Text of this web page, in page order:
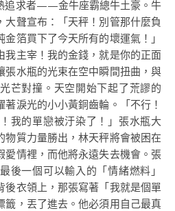
追求者——金牛座霸總牛土豪。牛
大聲宣布：「天秤！別管那什麼負
箔買下了今天所有的壞運氣！」
我主宰！我的金錢，就是你的正面
張水瓶的光束在空中瞬間扭曲，與
芒對撞。天空開始下起了荒謬的
淚光的小小黃銅齒輪。「不行！
我的單戀被汙染了！」張水瓶大
物質力量勝出，林天秤將會被困在
愛情裡，而他將永遠失去機會。張
後一個可以輸入的「情緒燃料」
後衣領上，那張寫著「我就是個單
籤，丟了進去。他必須用自己最真